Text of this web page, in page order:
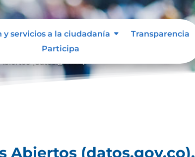
y servicios a la ciudadanía
Transparencia
Participa
(datos.gov.co).
Abiertos (datos.gov.co).